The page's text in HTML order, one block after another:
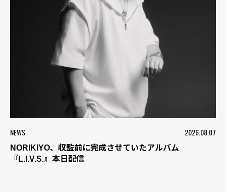
NEWS 2026.08.07
NORIKIYO、収監前に完成させていたアルバム
『L.I.V.S.』本日配信